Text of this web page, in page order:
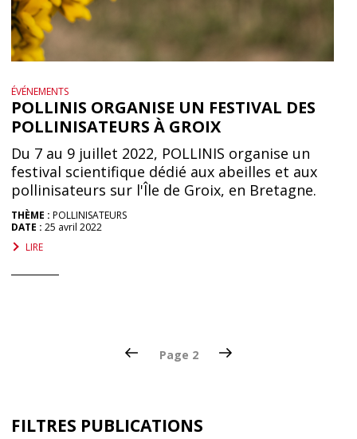
ÉVÉNEMENTS
POLLINIS ORGANISE UN FESTIVAL DES
POLLINISATEURS À GROIX
Du 7 au 9 juillet 2022, POLLINIS organise un
festival scientifique dédié aux abeilles et aux
pollinisateurs sur l'Île de Groix, en Bretagne.
THÈME : POLLINISATEURS
DATE : 25 avril 2022
LIRE
Page
précédente
Page 2 Page
FILTRES PUBLICATIONS